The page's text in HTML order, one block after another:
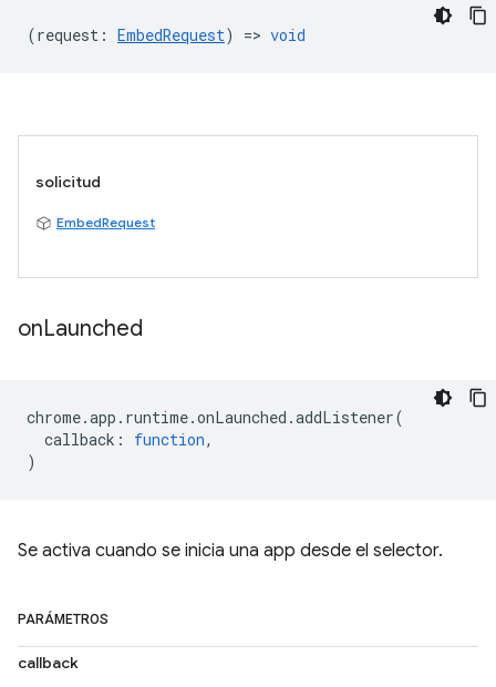
(request : EmbedRequest) => void
solicitud
EmbedRequest
onLaunched
chrome.app . runtime.onLaunched .addListener(
callback : function,
)
Se activa cuando se inicia una app desde el selector.
PARÁMETROS
callback